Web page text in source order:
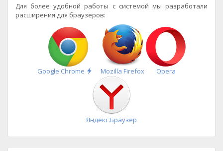
Для более удобной работы с системой мы разработали
расширения для браузеров:
Google Chrome
Быстрая
установка
Mozilla Firefox Opera
Яндекс.Браузер